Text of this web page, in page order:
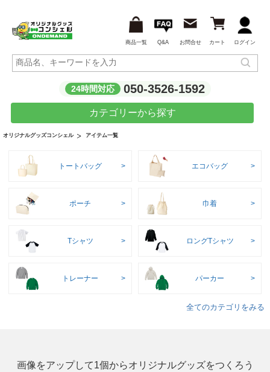
商品一覧 Q&A お問合せ カート ログイン
24時間対応 050-3526-1592
カテゴリーから探す
オリジナルグッズコンシェル アイテム一覧
トートバッグ エコバッグ
ポーチ 巾着
Tシャツ ロングTシャツ
トレーナー パーカー
全てのカテゴリをみる
画像をアップして1個からオリジナルグッズをつくろう